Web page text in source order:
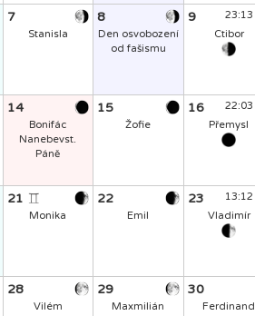
7
Stanisla
8
Den osvobození
od fašismu
9
23:13
Ctibor
14
Bonifác
Nanebevst.
Páně
15
Žofie
16
22:03
Přemysl
21
Monika
22
Emil
23
13:12
Vladimír
28
Vilém
29
Maxmilián
30
Ferdinand